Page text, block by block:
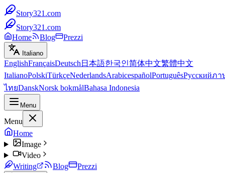
Story321.com
Story321.com
Home
Blog Prezzi
Italiano
EnglishFrançaisDeutsch 日本語한국인简体中文繁體中文
ItalianoPolskiTürkçeNederlandsArabicespañolPortuguêsРусскийภา
ไทยDanskNorsk bokmålBahasa Indonesia
Menu
Menu
Home
Image
Video
Writing
Blog Prezzi